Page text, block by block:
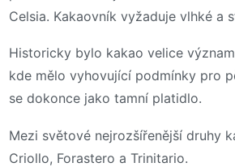
Celsia. Kakaovník vyžaduje vlhké a
Historicky bylo kakao velice
kde mělo vyhovující podmínky pro
se dokonce jako tamní platidlo.
Mezi světové nejrozšířenější druhy
Criollo, Forastero a Trinitario.